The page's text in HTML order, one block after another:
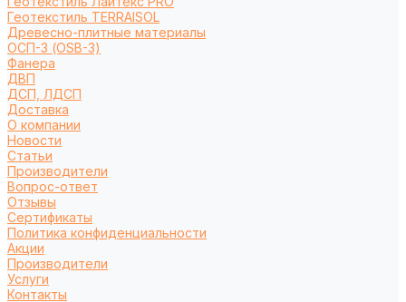
Геотекстиль TERRAISOL
Древесно-плитные материалы
ОСП-3 (OSB-3)
Фанера
ДВП
ДСП, ЛДСП
Доставка
О компании
Новости
Статьи
Производители
Вопрос-ответ
Отзывы
Сертификаты
Политика конфиденциальности
Акции
Производители
Услуги
Контакты